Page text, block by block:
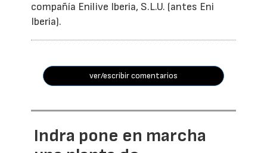
compañía Enilive Iberia, S.L.U. (antes Eni
Iberia).
ver/escribir comentarios
Indra pone en marcha